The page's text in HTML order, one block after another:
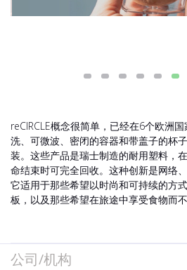
reCIRCLE概念很简单，已经在6个欧洲
洗、可微波、密闭的容器和带盖子的杯
装。这些产品是瑞士制造的耐用塑料，
命结束时可完全回收。这种创新是网络
它适用于那些希望以时尚和可持续的方
板，以及那些希望在旅途中享受食物而不
公司/机构